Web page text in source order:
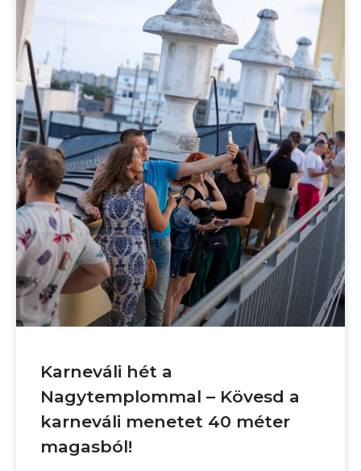
Karneváli hét a
Nagytemplommal – Kövesd a
karneváli menetet 40 méter
magasból!